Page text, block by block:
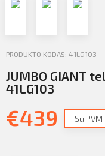
Kontaktai
PRODUKTO KODAS: 41LG103
JUMBO GIANT
41LG103
€439 Su PVM